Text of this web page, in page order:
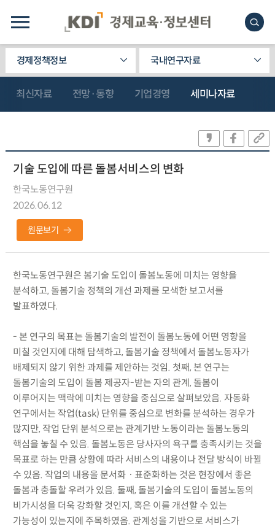
경제정책정보 국내연구자료
최신자료 전망·동향 기업경영 세미나자료
기술 도입에 따른 돌봄서비스의 변화
한국노동연구원
2026.06.12
원문보기
한국노동연구원은 봄기술 도입이 돌봄노동에 미치는 영향을
분석하고, 돌봄기술 정책의 개선 과제를 모색한 보고서를
발표하였다.
- 본 연구의 목표는 돌봄기술의 발전이 돌봄노동에 어떤 영향을
미칠 것인지에 대해 탐색하고, 돌봄기술 정책에서 돌봄노동자가
배제되지 않기 위한 과제를 제안하는 것임. 첫째, 본 연구는
돌봄기술의 도입이 돌봄 제공자-받는 자의 관계, 돌봄이
이루어지는 맥락에 미치는 영향을 중심으로 살펴보았음. 자동화
연구에서는 작업(task) 단위를 중심으로 변화를 분석하는 경우가
많지만, 작업 단위 분석으로는 관계기반 노동이라는 돌봄노동의
핵심을 놓칠 수 있음. 돌봄노동은 당사자의 욕구를 충족시키는 것을
목표로 하는 만큼 상황에 따라 서비스의 내용이나 전달 방식이 바뀔
수 있음. 작업의 내용을 문서화ㆍ표준화하는 것은 현장에서 좋은
돌봄과 충돌할 우려가 있음. 둘째, 돌봄기술의 도입이 돌봄노동의
비가시성을 더욱 강화할 것인지, 혹은 이를 개선할 수 있는
가능성이 있는지에 주목하였음. 관계성을 기반으로 서비스가